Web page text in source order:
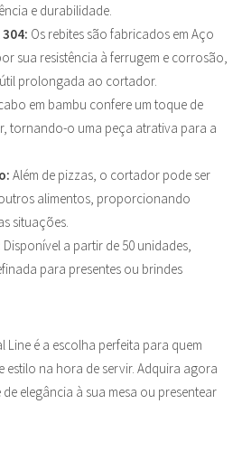
e durabilidade.
Os rebites são fabricados em Aço
sua resistência à ferrugem e corrosão,
prolongada ao cortador.
em bambu confere um toque de
tornando-o uma peça atrativa para a
Além de pizzas, o cortador pode ser
alimentos, proporcionando
situações.
Disponível a partir de 50 unidades,
para presentes ou brindes
Line é a escolha perfeita para quem
estilo na hora de servir. Adquira agora
elegância à sua mesa ou presentear